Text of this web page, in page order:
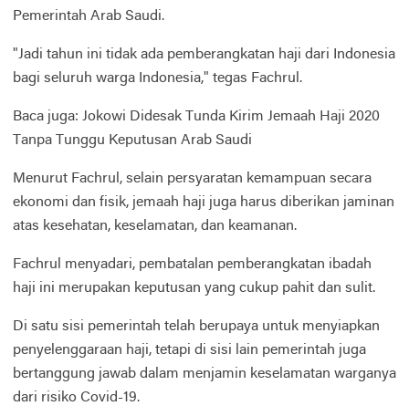
Pemerintah Arab Saudi.
"Jadi tahun ini tidak ada pemberangkatan haji dari Indonesia
bagi seluruh warga Indonesia," tegas Fachrul.
Baca juga: Jokowi Didesak Tunda Kirim Jemaah Haji 2020
Tanpa Tunggu Keputusan Arab Saudi
Menurut Fachrul, selain persyaratan kemampuan secara
ekonomi dan fisik, jemaah haji juga harus diberikan jaminan
atas kesehatan, keselamatan, dan keamanan.
Fachrul menyadari, pembatalan pemberangkatan ibadah
haji ini merupakan keputusan yang cukup pahit dan sulit.
Di satu sisi pemerintah telah berupaya untuk menyiapkan
penyelenggaraan haji, tetapi di sisi lain pemerintah juga
bertanggung jawab dalam menjamin keselamatan warganya
dari risiko Covid-19.